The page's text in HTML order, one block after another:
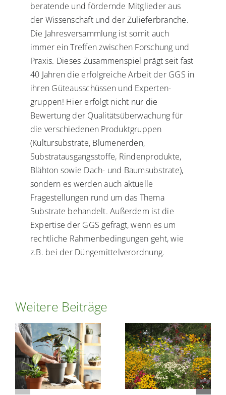
beratende und fördernde Mitglieder aus
der Wissenschaft und der Zulieferbranche.
Die Jahresversammlung ist somit auch
immer ein Treffen zwischen Forschung und
Praxis. Dieses Zusammenspiel prägt seit fast
40 Jahren die erfolgreiche Arbeit der GGS in
ihren Güteausschüssen und Experten-
gruppen! Hier erfolgt nicht nur die
Bewertung der Qualitätsüberwachung für
die verschiedenen Produktgruppen
(Kultursubstrate, Blumenerden,
Substratausgangsstoffe, Rindenprodukte,
Blähton sowie Dach- und Baumsubstrate),
sondern es werden auch aktuelle
Fragestellungen rund um das Thema
Substrate behandelt. Außerdem ist die
Expertise der GGS gefragt, wenn es um
rechtliche Rahmenbedingungen geht, wie
z.B. bei der Düngemittelverordnung.
Weitere Beiträge